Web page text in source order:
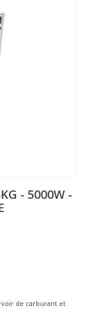
- 5000W -
de carburant et